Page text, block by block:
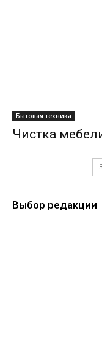
Бытовая техника
Чистка
Выбор редакции